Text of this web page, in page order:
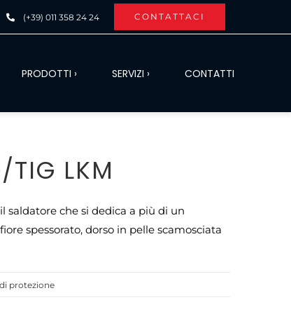
(+39) 011 358 24 24 CONTATTACI
PRODOTTI › SERVIZI › CONTATTI
TIG LKM
saldatore che si dedica a più di un
spessorato, dorso in pelle scamosciata
protezione